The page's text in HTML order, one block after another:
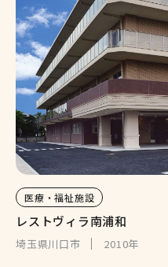
医療・福祉施設
レストヴィラ南浦和
埼玉県川口市 2010年